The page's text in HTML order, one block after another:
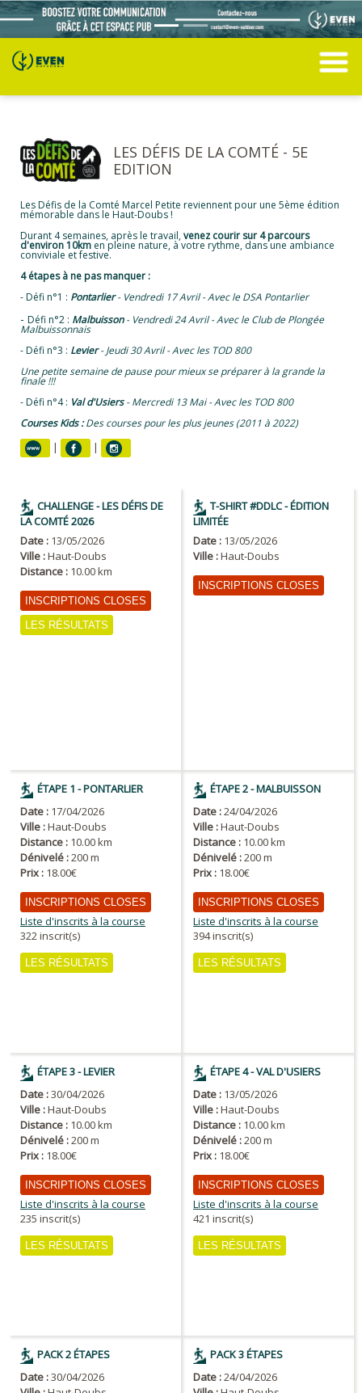
LES DÉFIS DE LA COMTÉ - 5E
EDITION
Les Défis de la Comté Marcel Petite reviennent pour une 5ème édition
mémorable dans le Haut-Doubs !
Durant 4 semaines, après le travail,venez courir sur 4 parcours
d'environ 10km en pleine nature, à votre rythme, dans une ambiance
conviviale et festive.
4 étapes à ne pas manquer :
- Défi n°1 : Pontarlier- Vendredi 17 Avril -Avec le DSA Pontarlier
- Défi n°2 : Malbuisson- Vendredi 24 Avril -Avec le Club de Plongée
Malbuissonnais
- Défi n°3 : Levier- Jeudi 30 Avril - Avec les TOD 800
Une petite semaine de pause pour mieux se préparer à la grande la
finale !!!
- Défi n°4 : Val d'Usiers- Mercredi 13 Mai -Avec les TOD 800
Courses Kids :Des courses pour les plus jeunes (2011 à 2022)
| |
CHALLENGE - LES DÉFIS DE
LA COMTÉ 2026
Date : 13/05/2026
Ville :Haut-Doubs
Distance : 10.00 km
INSCRIPTIONS CLOSES
LES RÉSULTATS
T-SHIRT #DDLC - ÉDITION
LIMITÉE
Date : 13/05/2026
Ville :Haut-Doubs
INSCRIPTIONS CLOSES
ÉTAPE 1 - PONTARLIER
Date : 17/04/2026
Ville :Haut-Doubs
Distance : 10.00 km
Dénivelé :200 m
Prix : 18.00€
INSCRIPTIONS CLOSES
Liste d'inscrits à la course
322 inscrit(s)
LES RÉSULTATS
ÉTAPE 2 - MALBUISSON
Date :24/04/2026
Ville :Haut-Doubs
Distance : 10.00 km
Dénivelé :200 m
Prix : 18.00€
INSCRIPTIONS CLOSES
Liste d'inscrits à la course
394 inscrit(s)
LES RÉSULTATS
ÉTAPE 3 - LEVIER
Date :30/04/2026
Ville :Haut-Doubs
Distance : 10.00 km
Dénivelé :200 m
Prix : 18.00€
INSCRIPTIONS CLOSES
Liste d'inscrits à la course
235 inscrit(s)
LES RÉSULTATS
ÉTAPE 4 - VAL D'USIERS
Date : 13/05/2026
Ville :Haut-Doubs
Distance : 10.00 km
Dénivelé :200 m
Prix : 18.00€
INSCRIPTIONS CLOSES
Liste d'inscrits à la course
421 inscrit(s)
LES RÉSULTATS
PACK 2 ÉTAPES
Date :30/04/2026
PACK 3 ÉTAPES
Date :24/04/2026